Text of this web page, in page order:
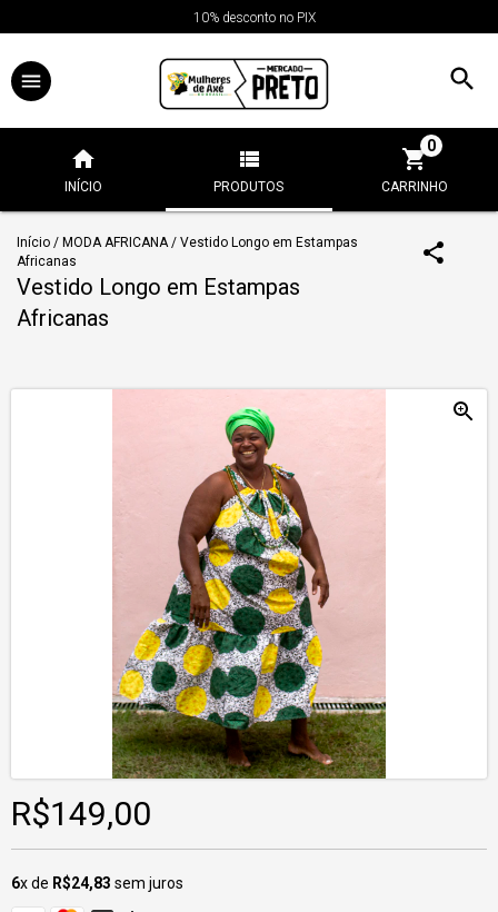
10% desconto no PIX
INÍCIO PRODUTOS CARRINHO
0
Início / MODA AFRICANA / Vestido Longo em Estampas
Africanas
Vestido Longo em Estampas
Africanas
R$149,00
6x de R$24,83 sem juros